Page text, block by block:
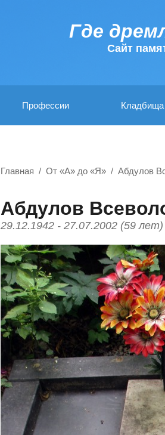
Где
Cайт
Профессии Кладбища
Главная От «А» до «Я» Абдулов
Абдулов
29.12.1942 - 27.07.2002 (59 лет)